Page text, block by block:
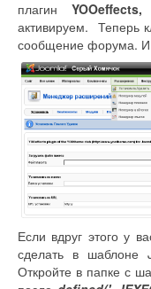
плагин YOOeffects,
активируем. Теперь
сообщение форума. И
Если вдруг этого у
сделать в шаблоне
Откройте в папке с